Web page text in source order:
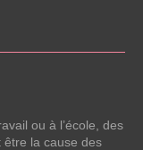
ou à l’école, des
être la cause des